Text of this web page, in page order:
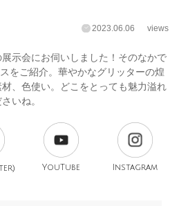
2023.06.06 views
示会にお伺いしました！そのなかで
をご紹介。華やかなグリッターの煌
、色使い。どこをとっても魅力溢れ
いね。
YouTube Instagram